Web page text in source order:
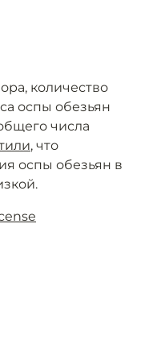
количество
оспы обезьян
числа
, что
оспы обезьян в